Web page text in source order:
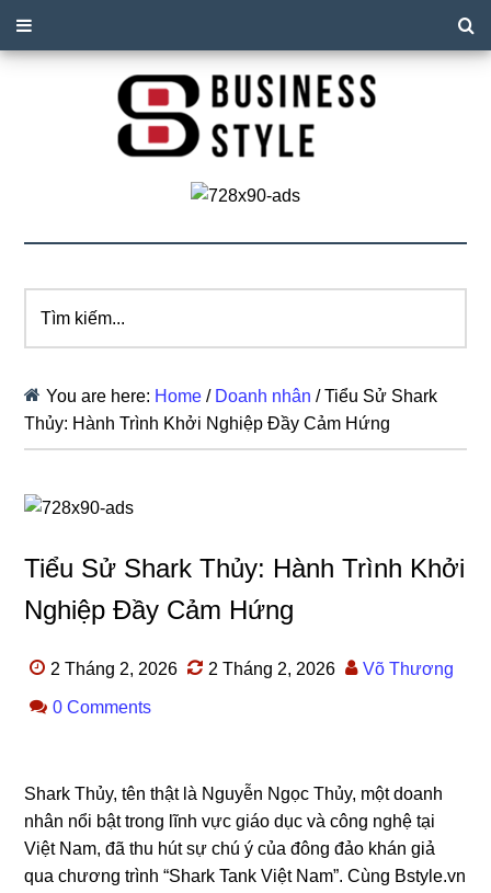
kiếm...
You are here: Home / Doanh nhân /Tiểu Sử Shark
Thủy: Hành Trình Khởi Nghiệp Đầy Cảm Hứng
Tiểu Sử Shark Thủy: Hành Trình Khởi
Nghiệp Đầy Cảm Hứng
2 Tháng 2, 2026 2 Tháng 2, 2026 Võ Thương
0 Comments
Shark Thủy, tên thật là Nguyễn Ngọc Thủy, một doanh
nhân nổi bật trong lĩnh vực giáo dục và công nghệ tại
Việt Nam, đã thu hút sự chú ý của đông đảo khán giả
qua chương trình “Shark Tank Việt Nam”. Cùng Bstyle.vn